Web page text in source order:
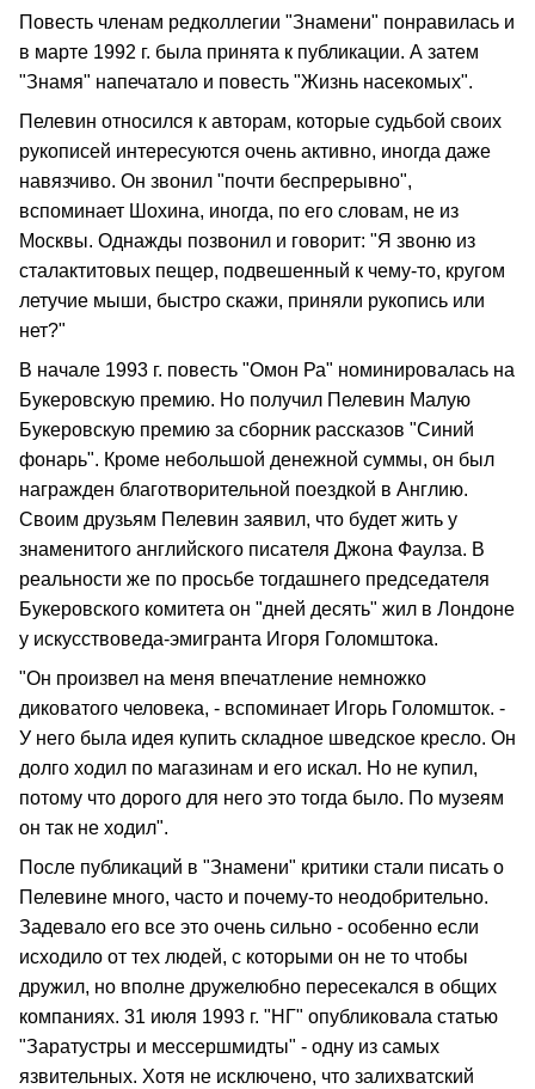
Повесть членам редколлегии "Знамени" понравилась и
в марте 1992 г. была принята к публикации. А затем
"Знамя" напечатало и повесть "Жизнь насекомых".
Пелевин относился к авторам, которые судьбой своих
рукописей интересуются очень активно, иногда даже
навязчиво. Он звонил "почти беспрерывно",
вспоминает Шохина, иногда, по его словам, не из
Москвы. Однажды позвонил и говорит: "Я звоню из
сталактитовых пещер, подвешенный к чему-то, кругом
летучие мыши, быстро скажи, приняли рукопись или
нет?"
В начале 1993 г. повесть "Омон Ра" номинировалась на
Букеровскую премию. Но получил Пелевин Малую
Букеровскую премию за сборник рассказов "Синий
фонарь". Кроме небольшой денежной суммы, он был
награжден благотворительной поездкой в Англию.
Своим друзьям Пелевин заявил, что будет жить у
знаменитого английского писателя Джона Фаулза. В
реальности же по просьбе тогдашнего председателя
Букеровского комитета он "дней десять" жил в Лондоне
у искусствоведа-эмигранта Игоря Голомштока.
"Он произвел на меня впечатление немножко
диковатого человека, - вспоминает Игорь Голомшток. -
У него была идея купить складное шведское кресло. Он
долго ходил по магазинам и его искал. Но не купил,
потому что дорого для него это тогда было. По музеям
он так не ходил".
После публикаций в "Знамени" критики стали писать о
Пелевине много, часто и почему-то неодобрительно.
Задевало его все это очень сильно - особенно если
исходило от тех людей, с которыми он не то чтобы
дружил, но вполне дружелюбно пересекался в общих
компаниях. 31 июля 1993 г. "НГ" опубликовала статью
"Заратустры и мессершмидты" - одну из самых
язвительных. Хотя не исключено, что залихватский